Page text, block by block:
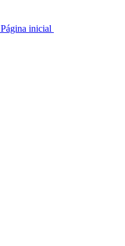
Página inicial